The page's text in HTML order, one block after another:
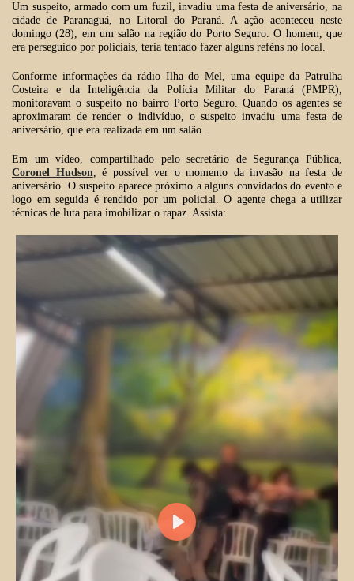
Um suspeito, armado com um fuzil, invadiu uma festa de aniversário, na
cidade de Paranaguá, no Litoral do Paraná. A ação aconteceu neste
domingo (28), em um salão na região do Porto Seguro. O homem, que
era perseguido por policiais, teria tentado fazer alguns reféns no local.
Conforme informações da rádio Ilha do Mel, uma equipe da Patrulha
Costeira e da Inteligência da Polícia Militar do Paraná (PMPR),
monitoravam o suspeito no bairro Porto Seguro. Quando os agentes se
aproximaram de render o indivíduo, o suspeito invadiu uma festa de
aniversário, que era realizada em um salão.
Em um vídeo, compartilhado pelo secretário de Segurança Pública,
Coronel Hudson, é possível ver o momento da invasão na festa de
aniversário. O suspeito aparece próximo a alguns convidados do evento e
logo em seguida é rendido por um policial. O agente chega a utilizar
técnicas de luta para imobilizar o rapaz. Assista: